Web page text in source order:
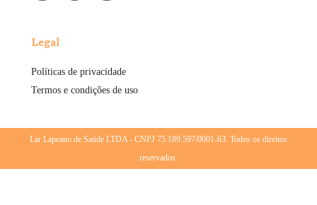
Legal
Políticas de privacidade
Termos e condições de uso
Lar Lapeano de Saúde LTDA - CNPJ 75.189.597/0001-63. Todos os direitos
reservados.